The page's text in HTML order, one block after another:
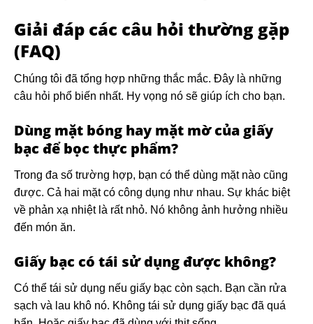
Giải đáp các câu hỏi thường gặp
(FAQ)
Chúng tôi đã tổng hợp những thắc mắc. Đây là những
câu hỏi phổ biến nhất. Hy vọng nó sẽ giúp ích cho bạn.
Dùng mặt bóng hay mặt mờ của giấy
bạc để bọc thực phẩm?
Trong đa số trường hợp, bạn có thể dùng mặt nào cũng
được. Cả hai mặt có công dụng như nhau. Sự khác biệt
về phản xạ nhiệt là rất nhỏ. Nó không ảnh hưởng nhiều
đến món ăn.
Giấy bạc có tái sử dụng được không?
Có thể tái sử dụng nếu giấy bạc còn sạch. Bạn cần rửa
sạch và lau khô nó. Không tái sử dụng giấy bạc đã quá